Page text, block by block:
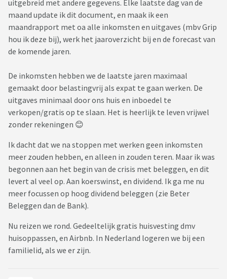
uitgebreid met andere gegevens. Elke laatste dag van de
maand update ik dit document, en maak ik een
maandrapport met oa alle inkomsten en uitgaves (mbv Grip
hou ik deze bij), werk het jaaroverzicht bij en de forecast van
de komende jaren.
De inkomsten hebben we de laatste jaren maximaal
gemaakt door belastingvrij als expat te gaan werken. De
uitgaves minimaal door ons huis en inboedel te
verkopen/gratis op te slaan. Het is heerlijk te leven vrijwel
zonder rekeningen 😊
Ik dacht dat we na stoppen met werken geen inkomsten
meer zouden hebben, en alleen in zouden teren. Maar ik was
begonnen aan het begin van de crisis met beleggen, en dit
levert al veel op. Aan koerswinst, en dividend. Ik ga me nu
meer focussen op hoog dividend beleggen (zie Beter
Beleggen dan de Bank).
Nu reizen we rond. Gedeeltelijk gratis huisvesting dmv
huisoppassen, en Airbnb. In Nederland logeren we bij een
familielid, als we er zijn.